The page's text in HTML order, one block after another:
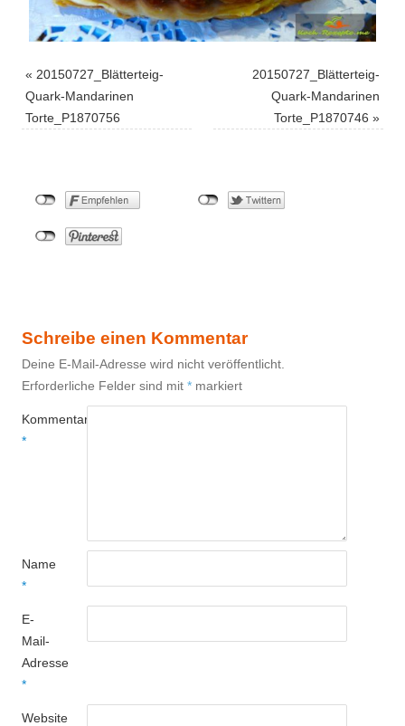
« 20150727_Blätterteig-
Quark-Mandarinen
Torte_P1870756
20150727_Blätterteig-
Quark-Mandarinen
Torte_P1870746 »
Schreibe einen Kommentar
Deine E-Mail-Adresse wird nicht veröffentlicht.
Erforderliche Felder sind mit * markiert
Kommentar
*
Name
*
E-
Mail-
Adresse
*
Website